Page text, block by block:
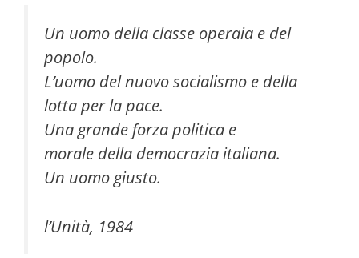
Un uomo della classe operaia e del
popolo.
L’uomo del nuovo socialismo e della
lotta per la pace.
Una grande forza politica e
morale della democrazia italiana.
Un uomo giusto.
l’Unità, 1984